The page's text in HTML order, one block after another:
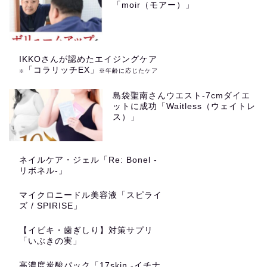
「moir（モアー）」
IKKOさんが認めたエイジングケア
※ 「コラリッチEX」 ※年齢に応じたケア
島袋聖南さんウエスト-7cmダイエ
ットに成功「Waitless（ウェイトレ
ス）」
ネイルケア・ジェル「Re: Bonel -
リボネル-」
マイクロニードル美容液「スピライ
ズ / SPIRISE」
【イビキ・歯ぎしり】対策サプリ
「いぶきの実」